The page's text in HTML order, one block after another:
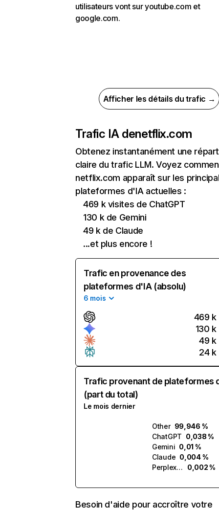
utilisateurs vont sur youtube.com et
google.com.
Afficher les détails du trafic →
Trafic IA denetflix.com
Obtenez instantanément une
claire du trafic LLM. Voyez
netflix.com apparaît sur les
plateformes d'IA actuelles :
469 k visites de ChatGPT
130 k de Gemini
49 k de Claude
...et plus encore !
Trafic en provenance des
plateformes d'IA (absolu)
6 mois
469 k
130 k
49 k
24 k
Trafic provenant de plateformes
(part du total)
Le mois dernier
Other 99,946 %
ChatGPT 0,038 %
Gemini 0,01 %
Claude 0,004 %
Perplexity
0,002 %
Besoin d'aide pour accroître votre